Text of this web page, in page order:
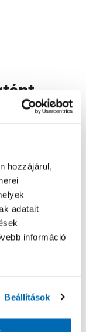
hozzájárul,
adatait
információ
Beállítások